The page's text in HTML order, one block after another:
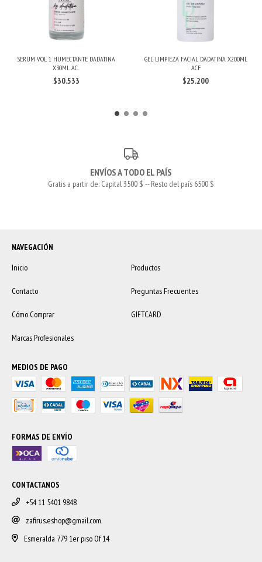
SERUM VOL 1 HUMECTANTE DADATINA
X30ML AC...
$30.533
GEL LIMPIEZA FACIAL DADATINA X200ML
ACF
$25.200
ENVÍOS A TODO EL PAÍS
Gratis a partir de: Capital 3500 $ -- Resto del país 6500 $
NAVEGACIÓN
Inicio
Productos
Contacto Preguntas Frecuentes
Cómo Comprar GIFTCARD
Marcas Profesionales
MEDIOS DE PAGO
FORMAS DE ENVÍO
CONTACTANOS
+54 11 5401 9848
zafirus.eshop@gmail.com
Esmeralda 779 1er piso Of 14